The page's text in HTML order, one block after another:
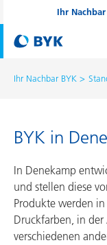
Ihr Nachbar
Ihr Nachbar BYK
BYK in
In Denekamp
und stellen diese
Produkte werden
Druckfarben, in
verschiedenen